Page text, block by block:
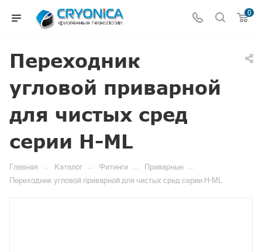
0
Переходник
угловой приварной
для чистых сред
серии H-ML
Главная — Каталог — Фитинги — Приварные —
Переходник угловой приварной для чистых сред серии H-ML